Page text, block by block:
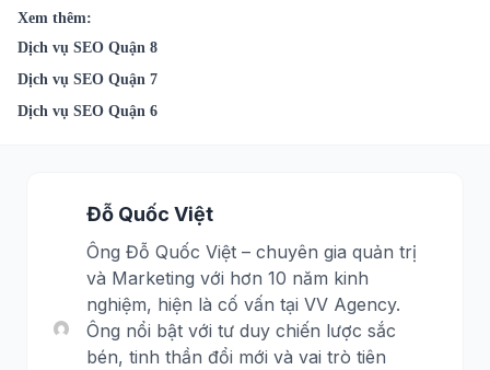
Xem thêm:
Dịch vụ SEO Quận 8
Dịch vụ SEO Quận 7
Dịch vụ SEO Quận 6
Đỗ Quốc Việt
Ông Đỗ Quốc Việt – chuyên gia quản trị
và Marketing với hơn 10 năm kinh
nghiệm, hiện là cố vấn tại VV Agency.
Ông nổi bật với tư duy chiến lược sắc
bén, tinh thần đổi mới và vai trò tiên